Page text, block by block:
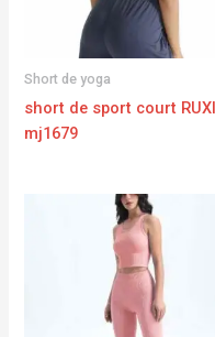
Short de yoga
short de sport court RUXI
mj1679